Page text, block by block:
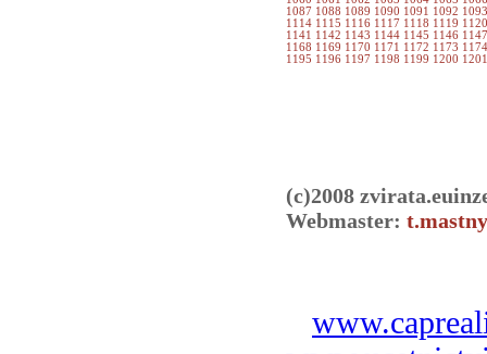
1087 1088 1089 1090 1091 1092
1114 1115 1116 1117 1118 1119
1141 1142 1143 1144 1145 1146
1168 1169 1170 1171 1172 1173
1195 1196 1197 1198 1199 1200
(c)2008
Webmaster: